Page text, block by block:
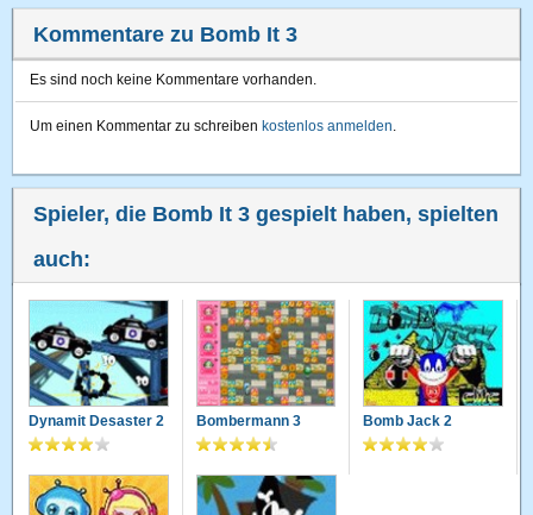
Kommentare zu Bomb It 3
Es sind noch keine Kommentare vorhanden.
Um einen Kommentar zu schreiben kostenlos anmelden.
Spieler, die Bomb It 3 gespielt haben, spielten
auch:
Dynamit Desaster 2 Bombermann 3 Bomb Jack 2